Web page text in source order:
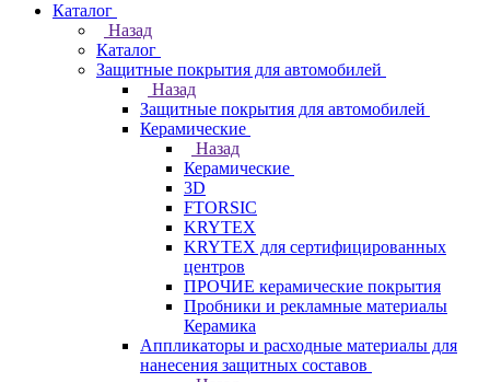
Каталог
Назад
Каталог
Защитные покрытия для автомобилей
Назад
Защитные покрытия для автомобилей
Керамические
Назад
Керамические
3D
FTORSIC
KRYTEX
KRYTEX для сертифицированных
центров
ПРОЧИЕ керамические покрытия
Пробники и рекламные материалы
Керамика
Аппликаторы и расходные материалы для
нанесения защитных составов